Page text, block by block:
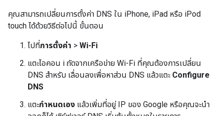
คุณสามารถเปลี่ยนการตั้งค่า DNS ใน iPhone, iPad หรือ iPod
touch ได้ด้วยวิธีต่อไปนี้ ขั้นตอน
ไปที่การตั้งค่า > Wi-Fi
แตะไอคอน i ถัดจากเครือข่าย Wi-Fi ที่คุณต้องการเปลี่ยน
DNS สำหรับ เลื่อนลงเพื่อหาส่วน DNS แล้วแตะ Configure
DNS
แตะกำหนดเอง แล้วเพิ่มที่อยู่ IP ของ Google หรือคุณจะนำ